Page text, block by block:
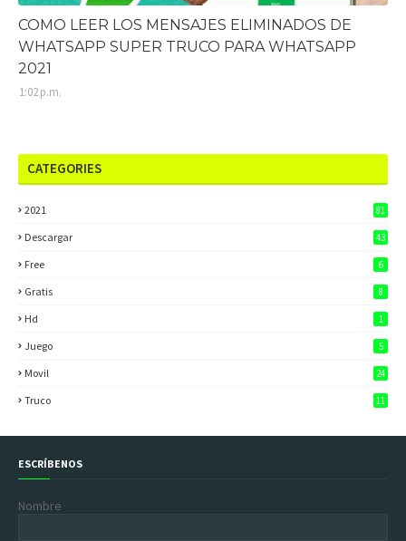
COMO LEER LOS MENSAJES ELIMINADOS DE
WHATSAPP SUPER TRUCO PARA WHATSAPP
2021
1:02 p.m.
CATEGORIES
2021 81
Descargar 43
Free 6
Gratis 8
Hd 1
Juego 5
Movil 24
Truco 11
ESCRÍBENOS
Nombre